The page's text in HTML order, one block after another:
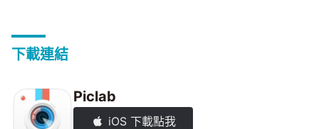
下載連結
Piclab
iOS 下載點我